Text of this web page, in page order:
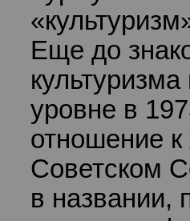
Еще до
уровне в
отношение
Советском
в названии,